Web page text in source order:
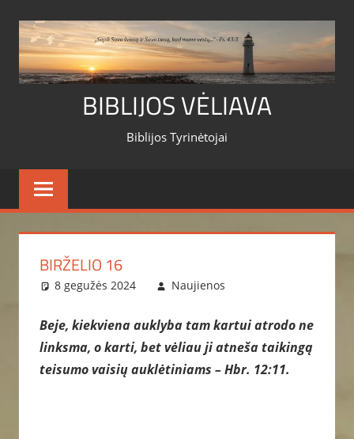
content
BIBLIJOS VĖLIAVA
Biblijos Tyrinėtojai
BIRŽELIO 16
8 gegužės 2024 Naujienos
Beje, kiekviena auklyba tam kartui atrodo ne
linksma, o karti, bet vėliau ji atneša taikingą
teisumo vaisių auklėtiniams – Hbr. 12:11.